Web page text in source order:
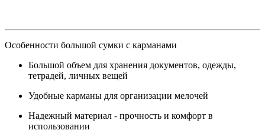
Особенности большой сумки с карманами
Большой объем для хранения документов, одежды,
тетрадей, личных вещей
Удобные карманы для организации мелочей
Надежный материал - прочность и комфорт в
использовании